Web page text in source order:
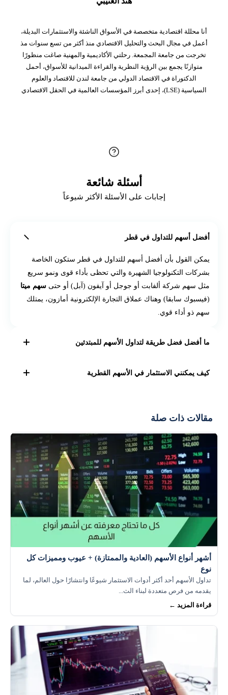
أنا محللة اقتصادية متخصصة في الأسواق الناشئة والاستثمارات البديلة،
أعمل في مجال البحث والتحليل الاقتصادي منذ أكثر من تسع سنوات مذ
تخرجت من جامعة المجمعة. رحلتي الأكاديمية والمهنية صاغت منظورًا
متوازنًا يجمع بين الرؤية النظرية والقراءة الميدانية للأسواق، أحمل
الدكتوراة في الاقتصاد الدولي من جامعة لندن للاقتصاد والعلوم
السياسية (LSE)، إحدى أبرز المؤسسات العالمية في الحقل الاقتصادي
أسئلة شائعة
إجابات على الأسئلة الأكثر شيوعاً
أفضل أسهم للتداول في قطر
يمكن القول بأن أفضل أسهم للتداول في قطر ستكون الخاصة
بشركات التكنولوجيا الشهيرة والتي تحظى بأداء قوى ونمو سريع
مثل سهم شركة ألفابت أو جوجل أو آيفون (آبل) أو حتى سهم ميتا
(فيسبوك سابقا) وهناك عملاق التجارة الإلكترونية أمازون، يمتلك
سهم ذو أداء قوي.
ما أفضل فضل طريقة لتداول الأسهم للمبتدئين
السمسرة وهو حساب يحاكي الحساب الحقيقي، من خلاله
حتى تكتسب الخبرة اللازمة في السوق والأهم، لا تحاول على
الإطلاق الإستثمار في شيء لا يمكنك تحمل خسارته.
كيف يمكنني الاستثمار في الأسهم القطرية
أيضًا الاستثمار في الأسهم القطرية من خلال صناديق
الاستثمار المتداولة (ETFs) التي تتبع أداء بورصة قطر.
مقالات ذات صلة
أشهر أنواع الأسهم (العادية والممتازة) + عيوب ومميزات كل
نوع
تداول الأسهم أحد أكثر أدوات الاستثمار شيوعًا وانتشارًا حول العالم، لما
يقدمه من فرص متعددة لبناء الث...
قراءة المزيد ←